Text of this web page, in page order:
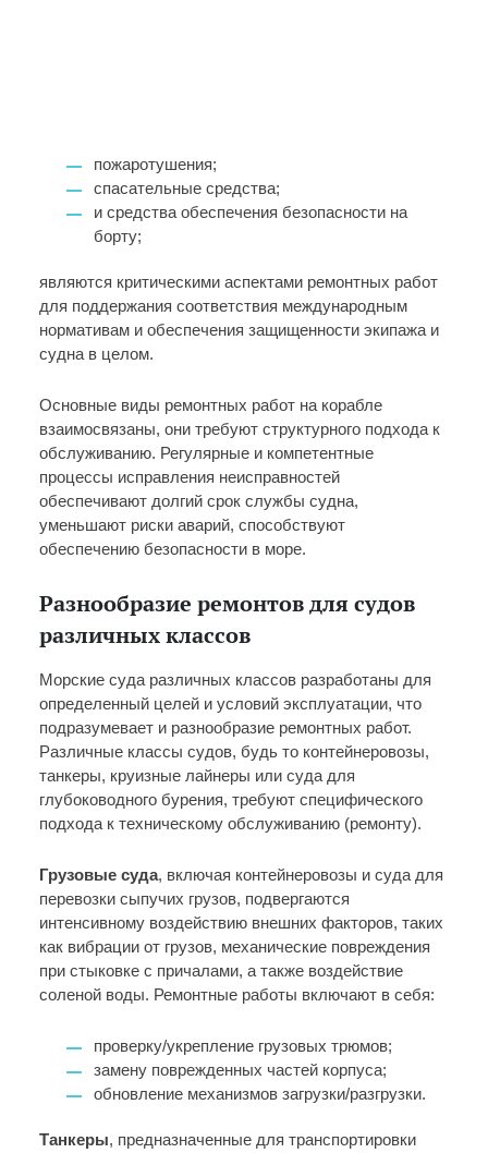
пожаротушения;
спасательные средства;
и средства обеспечения безопасности на
борту;
являются критическими аспектами ремонтных работ
для поддержания соответствия международным
нормативам и обеспечения защищенности экипажа и
судна в целом.
Основные виды ремонтных работ на корабле
взаимосвязаны, они требуют структурного подхода к
обслуживанию. Регулярные и компетентные
процессы исправления неисправностей
обеспечивают долгий срок службы судна,
уменьшают риски аварий, способствуют
обеспечению безопасности в море.
Разнообразие ремонтов для судов
различных классов
Морские суда различных классов разработаны для
определенный целей и условий эксплуатации, что
подразумевает и разнообразие ремонтных работ.
Различные классы судов, будь то контейнеровозы,
танкеры, круизные лайнеры или суда для
глубоководного бурения, требуют специфического
подхода к техническому обслуживанию (ремонту).
Грузовые суда, включая контейнеровозы и суда для
перевозки сыпучих грузов, подвергаются
интенсивному воздействию внешних факторов, таких
как вибрации от грузов, механические повреждения
при стыковке с причалами, а также воздействие
соленой воды. Ремонтные работы включают в себя:
проверку/укрепление грузовых трюмов;
замену поврежденных частей корпуса;
обновление механизмов загрузки/разгрузки.
Танкеры, предназначенные для транспортировки